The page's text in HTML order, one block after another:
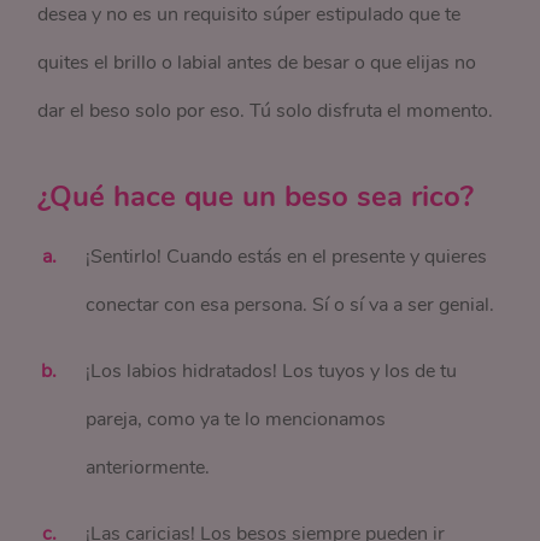
desea y no es un requisito súper estipulado que te
quites el brillo o labial antes de besar o que elijas no
dar el beso solo por eso. Tú solo disfruta el momento.
¿Qué hace que un beso sea rico?
¡Sentirlo! Cuando estás en el presente y quieres
conectar con esa persona. Sí o sí va a ser genial.
¡Los labios hidratados! Los tuyos y los de tu
pareja, como ya te lo mencionamos
anteriormente.
¡Las caricias! Los besos siempre pueden ir